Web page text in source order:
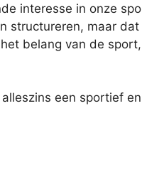
interesse in onze
structureren, maar dat
belang van de sport,
een sportief en